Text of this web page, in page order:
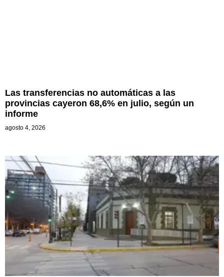
Las transferencias no automáticas a las
provincias cayeron 68,6% en julio, según un
informe
agosto 4, 2026